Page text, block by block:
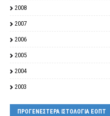
2008
2007
2006
2005
2004
2003
ΠΡΟΓΕΝΕΣΤΕΡΑ ΙΣΤΟΛΟΓΙΑ ΕΟΠΤ